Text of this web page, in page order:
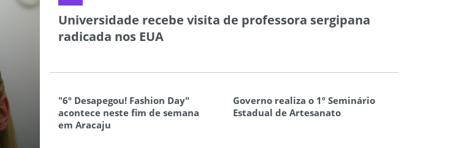
Universidade recebe visita de professora sergipana
radicada nos EUA
"6º Desapegou! Fashion Day"
acontece neste fim de semana
em Aracaju
Governo realiza o 1º Seminário
Estadual de Artesanato